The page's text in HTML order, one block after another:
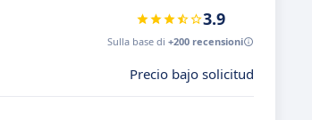
3.9
Sulla base di +200 recensioni
Precio bajo solicitud